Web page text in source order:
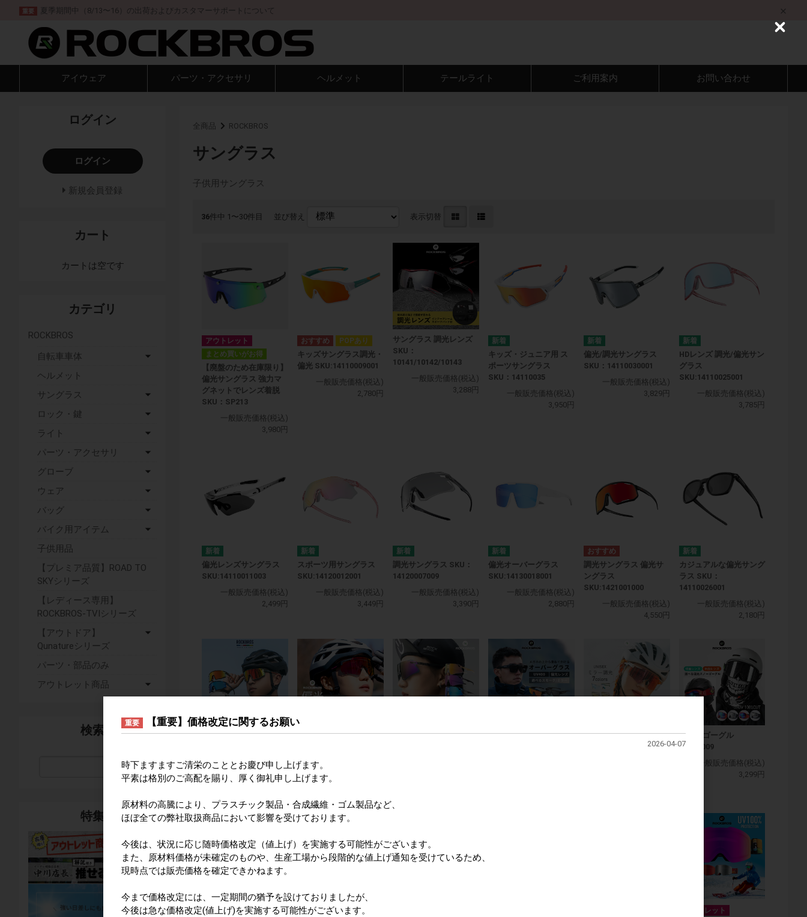
重要 夏季期間中（8/13〜16）の出荷およびカスタマーサポートについて
アイウェア パーツ・アクセサリ ヘルメット テールライト ご利用案内 お問い合わせ
全商品 ROCKBROS
サングラス
子供用サングラス
36件中 1〜30件目 並び替え 表示切替
アウトレット
まとめ買いがお得
【廃盤のため在庫限り】
偏光サングラス 強力マ
グネットでレンズ着脱
SKU：SP213
一般販売価格(税込)
3,980円
POPあり
キッズサングラス調光・
偏光 SKU:14110009001
一般販売価格(税込)
2,780円
サングラス 調光レンズ
SKU：
10141/10142/10143
一般販売価格(税込)
3,288円
キッズ・ジュニア用 ス
ポーツサングラス
SKU：14110035
一般販売価格(税込)
3,950円
偏光/調光サングラス
SKU：14110030001
一般販売価格(税込)
3,829円
HDレンズ 調光/偏光サン
グラス
SKU:14110025001
一般販売価格(税込)
3,785円
偏光レンズサングラス
SKU:14110011003
一般販売価格(税込)
2,499円
スポーツ用サングラス
SKU:14120012001
一般販売価格(税込)
3,449円
調光サングラス SKU：
14120007009
一般販売価格(税込)
3,390円
偏光オーバーグラス
SKU:14130018001
一般販売価格(税込)
2,880円
調光サングラス 偏光サ
ングラス
SKU:1421001000
一般販売価格(税込)
4,550円
カジュアルな偏光サング
ラス SKU：
14110026001
一般販売価格(税込)
2,180円
SKU:1411000800
一般販売価格(税込)
偏光サングラス
一般販売価格(税込)
POPあり
スキーゴーグル
SKU:1009
一般販売価格(税込)
3,299円
アウトレット
ログイン
ログイン
新規会員登録
カート
カートは空です
カテゴリ
ROCKBROS
自転車車体
ヘルメット
サングラス
ロック・鍵
ライト
パーツ・アクセサリ
グローブ
ウェア
バッグ
バイク用アイテム
子供用品
【プレミア品質】ROAD TO
SKYシリーズ
【レディース専用】
ROCKBROS-TVIシリーズ
【アウトドア】
Qunatureシリーズ
パーツ・部品のみ
アウトレット商品
検索
検索
特集
重要 【重要】価格改定に関するお願い
2026-04-07
時下ますますご清栄のこととお慶び申し上げます。
平素は格別のご高配を賜り、厚く御礼申し上げます。
原材料の高騰により、プラスチック製品・合成繊維・ゴム製品など、
ほぼ全ての弊社取扱商品において影響を受けております。
今後は、状況に応じ随時価格改定（値上げ）を実施する可能性がございます。
また、原材料価格が未確定のものや、生産工場から段階的な値上げ通知を受けているため、
現時点では販売価格を確定できかねます。
今まで価格改定には、一定期間の猶予を設けておりましたが、
今後は急な価格改定(値上げ)を実施する可能性がございます。
C
s